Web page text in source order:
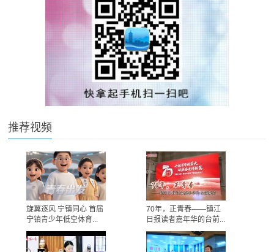
推荐视频
旋翼逐风 宁镇同心 首届
宁镇青少年低空体育...
70年，正青春——镇江
日报读者嘉年华的台前...